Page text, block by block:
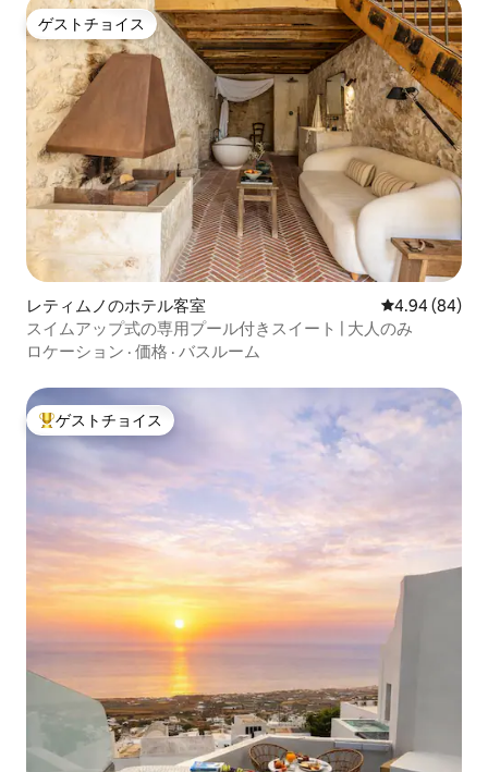
ゲストチョイス
ゲストチョイス
レティムノのホテル客室 レビュー84件
4.94 (84)
スイムアップ式の専用プール付きスイート | 大人のみ
ロケーション · 価格 · バスルーム
大好評のゲストチョイスです。
ゲストチョイス